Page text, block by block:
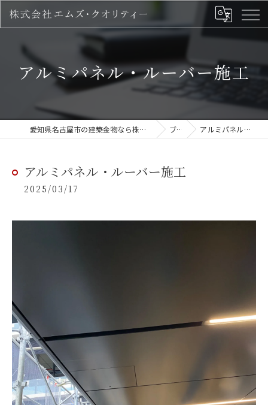
アルミパネル・ルーバー施工
愛知県名古屋市の建築金物なら株式会社 エムズ・クオリティー ブログ アルミパネル・ルーバー施工
アルミパネル・ルーバー施工
2025/03/17